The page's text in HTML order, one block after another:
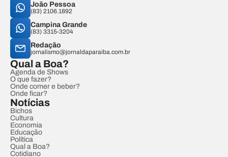
João Pessoa
(83) 2106.1892
Campina Grande
(83) 3315-3204
Redação
jornalismo@jornaldaparaiba.com.br
Qual a Boa?
Agenda de Shows
O que fazer?
Onde comer e beber?
Onde ficar?
Notícias
Bichos
Cultura
Economia
Educação
Política
Qual a Boa?
Cotidiano